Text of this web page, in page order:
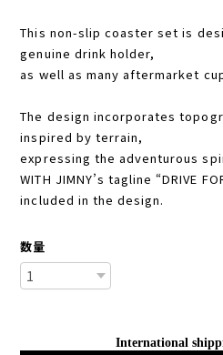
This non-slip coaster set is
genuine drink holder,
as well as many aftermarket
The design incorporates
inspired by terrain,
expressing the adventurous
WITH JIMNY’s tagline “DRIVE
included in the design.
数量
International